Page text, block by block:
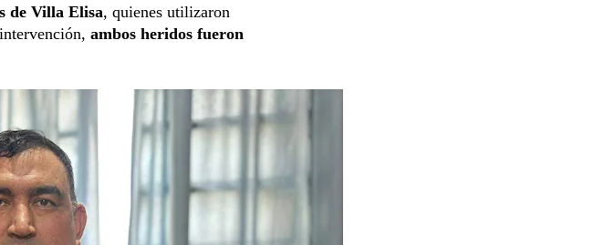
de Villa Elisa, quienes utilizaron
ambos heridos fueron